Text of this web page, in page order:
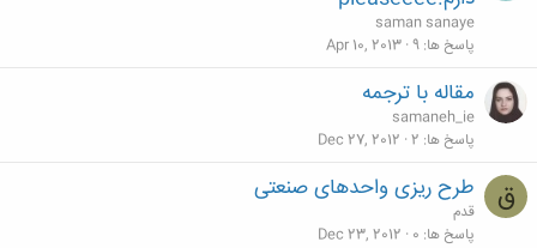
saman sanaye
پاسخ ها 9
Apr 10, 2013
مقاله با ترجمه
samaneh_ie
پاسخ ها 2
Dec 27, 2012
ق طرح ریزی واحدهای صنعتی
قدم
پاسخ ها 0
Dec 23, 2012